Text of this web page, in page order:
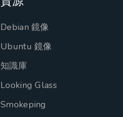
Debian 鏡像
Ubuntu 鏡像
知識庫
Looking Glass
Smokeping